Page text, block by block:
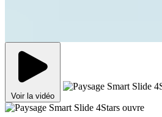
Voir la vidéo